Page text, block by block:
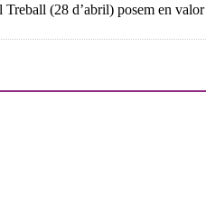
(28 d’abril) posem en